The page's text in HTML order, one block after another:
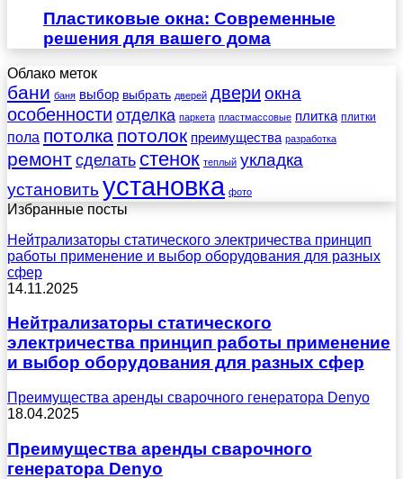
Пластиковые окна: Современные
решения для вашего дома
Облако меток
бани баня выбор выбрать дверей двери окна
особенности отделка паркета пластмассовые плитка плитки
пола потолка потолок преимущества разработка
ремонт сделать стенок теплый укладка
установить установка фото
Избранные посты
Нейтрализаторы статического электричества принцип
работы применение и выбор оборудования для разных
сфер
14.11.2025
Нейтрализаторы статического
электричества принцип работы применение
и выбор оборудования для разных сфер
Преимущества аренды сварочного генератора Denyo
18.04.2025
Преимущества аренды сварочного
генератора Denyo